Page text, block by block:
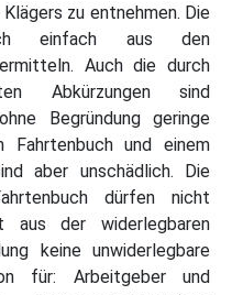
zu entnehmen. Die
einfach aus den
Auch die durch
Abkürzungen sind
Begründung geringe
Fahrtenbuch und einem
aber unschädlich. Die
dürfen nicht
aus der widerlegbaren
keine unwiderlegbare
für: Arbeitgeber und